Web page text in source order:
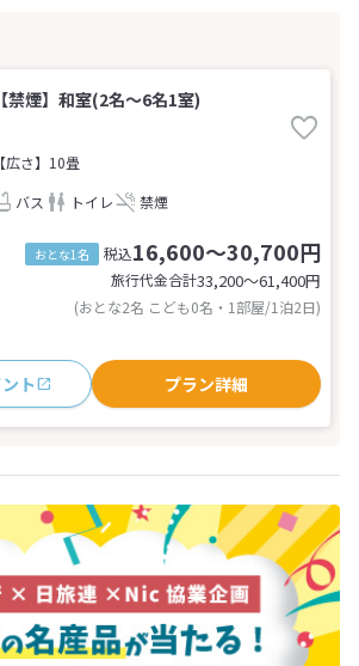
【禁煙】和室(2名～6名1室)
【広さ】10畳
バス トイレ 禁煙
おとな1名 税込16,600～30,700円
旅行代金合計33,200〜61,400円
(おとな2名 こども0名・1部屋/1泊2日)
ト プラン詳細